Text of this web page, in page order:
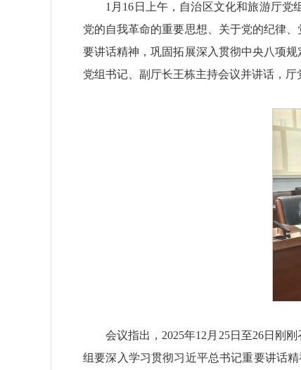
1月16日上午，自治区文化和旅游厅党
党的自我革命的重要思想、关于党的纪律
要讲话精神，巩固拓展深入贯彻中央八项
党组书记、副厅长王栋主持会议并讲话，
会议指出， 2025年12月25日至26日刚
组要深入学习贯彻习近平总书记重要讲话